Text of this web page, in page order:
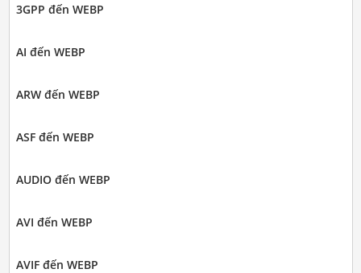
3GPP đến WEBP
AI đến WEBP
ARW đến WEBP
ASF đến WEBP
AUDIO đến WEBP
AVI đến WEBP
AVIF đến WEBP